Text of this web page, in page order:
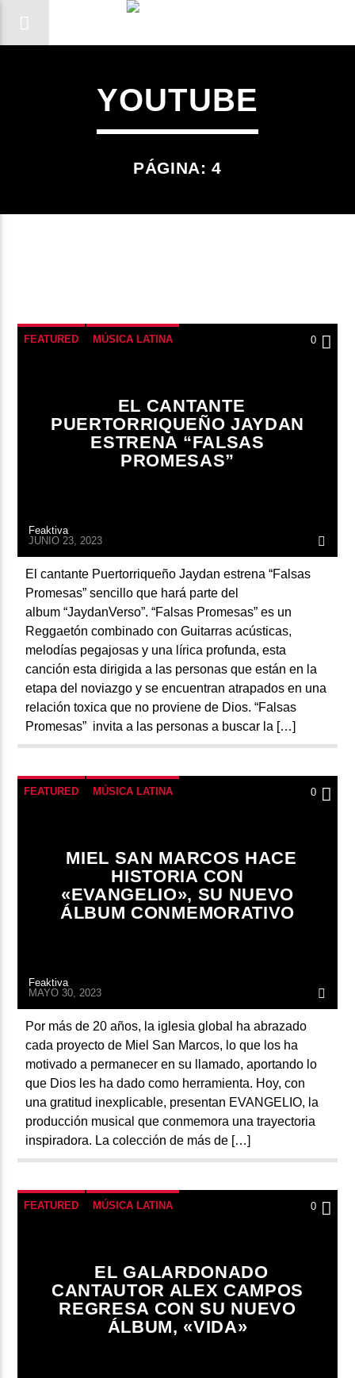
CANCIÓN ACTUAL
TÍTULO
YOUTUBE
PÁGINA: 4
FEATURED MÚSICA LATINA 0
EL CANTANTE
PUERTORRIQUEÑO JAYDAN
ESTRENA “FALSAS
PROMESAS”
Feaktiva
JUNIO 23, 2023
El cantante Puertorriqueño Jaydan estrena “Falsas
Promesas” sencillo que hará parte del
album “JaydanVerso”. “Falsas Promesas” es un
Reggaetón combinado con Guitarras acústicas,
melodías pegajosas y una lírica profunda, esta
canción esta dirigida a las personas que están en la
etapa del noviazgo y se encuentran atrapados en una
relación toxica que no proviene de Dios. “Falsas
Promesas” invita a las personas a buscar la […]
FEATURED MÚSICA LATINA 0
MIEL SAN MARCOS HACE
HISTORIA CON
«EVANGELIO», SU NUEVO
ÁLBUM CONMEMORATIVO
Feaktiva
MAYO 30, 2023
Por más de 20 años, la iglesia global ha abrazado
cada proyecto de Miel San Marcos, lo que los ha
motivado a permanecer en su llamado, aportando lo
que Dios les ha dado como herramienta. Hoy, con
una gratitud inexplicable, presentan EVANGELIO, la
producción musical que conmemora una trayectoria
inspiradora. La colección de más de […]
FEATURED MÚSICA LATINA 0
EL GALARDONADO
CANTAUTOR ALEX CAMPOS
REGRESA CON SU NUEVO
ÁLBUM, «VIDA»